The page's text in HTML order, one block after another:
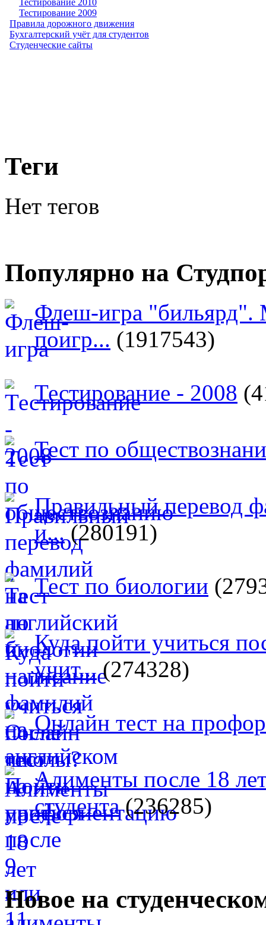
Тестирование 2009
Правила дорожного движения
Бухгалтерский учёт для студентов
Студенческие сайты
Теги
Нет тегов
Популярно на
Флеш-игра "бильярд".
поигр... (1917543)
Тестирование - 2008
Тест по
Правильный перевод
и...(280191)
Тест по биологии
Куда пойти учиться
учит...(274328)
Онлайн тест на
Алименты после 18
студента(236285)
Новое на